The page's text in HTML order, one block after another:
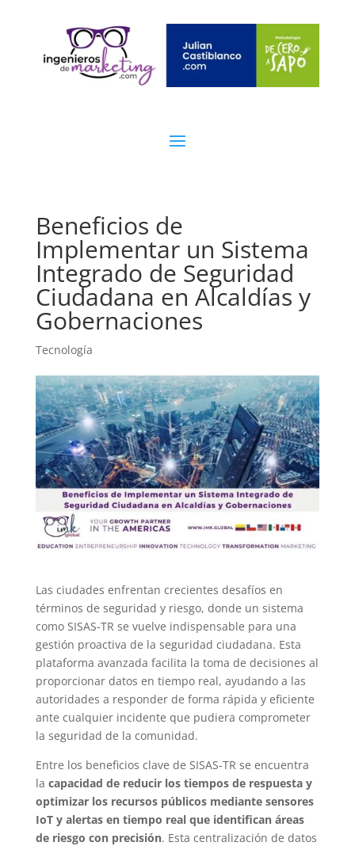
Beneficios de
Implementar un Sistema
Integrado de Seguridad
Ciudadana en Alcaldías y
Gobernaciones
Tecnología
Las ciudades enfrentan crecientes desafíos en
términos de seguridad y riesgo, donde un sistema
como SISAS-TR se vuelve indispensable para una
gestión proactiva de la seguridad ciudadana. Esta
plataforma avanzada facilita la toma de decisiones al
proporcionar datos en tiempo real, ayudando a las
autoridades a responder de forma rápida y eficiente
ante cualquier incidente que pudiera comprometer
la seguridad de la comunidad.
Entre los beneficios clave de SISAS-TR se encuentra
la capacidad de reducir los tiempos de respuesta y
optimizar los recursos públicos mediante sensores
IoT y alertas en tiempo real que identifican áreas
de riesgo con precisión. Esta centralización de datos